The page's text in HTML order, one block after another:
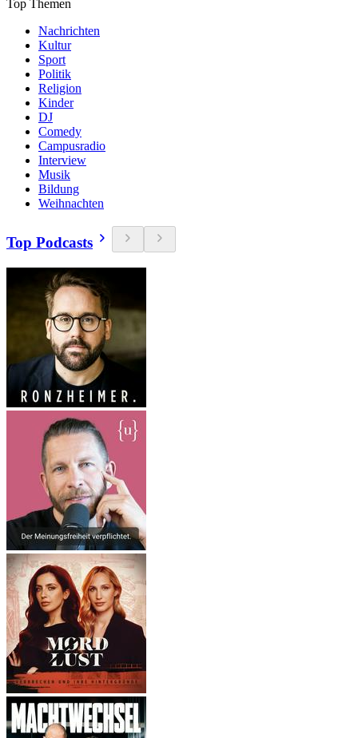
Top Themen
Nachrichten
Kultur
Sport
Politik
Religion
Kinder
DJ
Comedy
Campusradio
Interview
Musik
Bildung
Weihnachten
Top Podcasts